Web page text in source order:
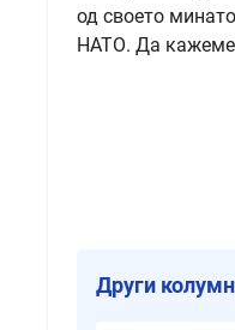
од своето
НАТО. Да
Други